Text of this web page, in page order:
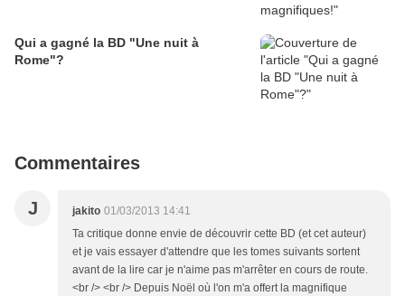
Qui a gagné la BD "Une nuit à
Rome"?
Commentaires
J jakito 01/03/2013 14:41
Ta critique donne envie de découvrir cette BD (et cet auteur)
et je vais essayer d'attendre que les tomes suivants sortent
avant de la lire car je n'aime pas m'arrêter en cours de route.
<br /> <br /> Depuis Noël où l'on m'a offert la magnifique